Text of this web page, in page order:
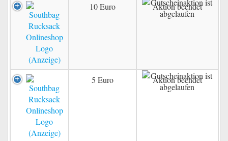
10 Euro Aktion beendet
5 Euro Aktion beendet